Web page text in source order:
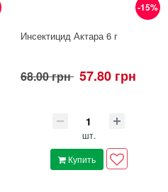
-15%
Инсектицид Актара 6 г
68.00 грн 57.80 грн
шт.
Купить